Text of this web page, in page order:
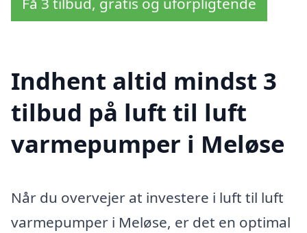
Indhent altid mindst 3
tilbud på luft til luft
varmepumper i Meløse
Når du overvejer at investere i luft til luft
varmepumper i Meløse, er det en optimal